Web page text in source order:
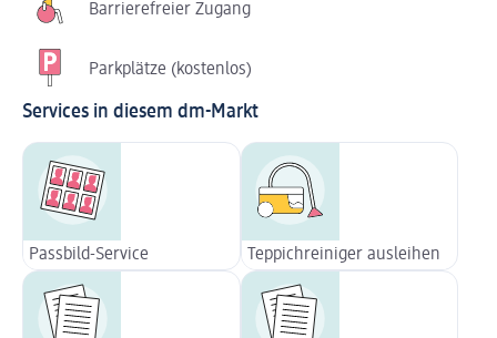
Barrierefreier Zugang
Parkplätze (kostenlos)
Services in diesem dm-Markt
Passbild-Service Teppichreiniger ausleihen